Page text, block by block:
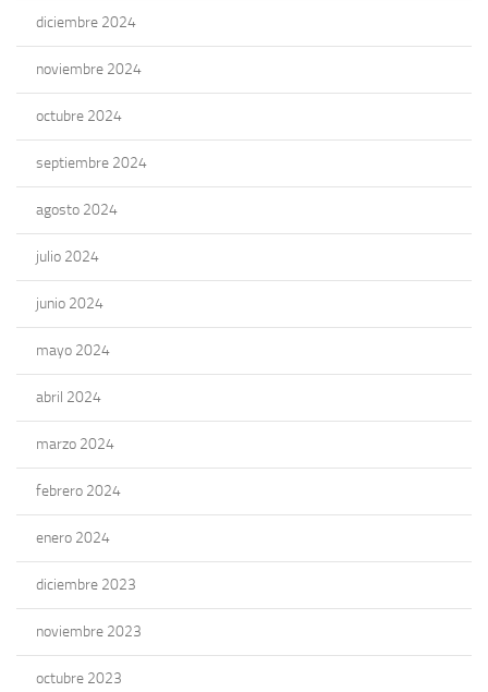
diciembre 2024
noviembre 2024
octubre 2024
septiembre 2024
agosto 2024
julio 2024
junio 2024
mayo 2024
abril 2024
marzo 2024
febrero 2024
enero 2024
diciembre 2023
noviembre 2023
octubre 2023